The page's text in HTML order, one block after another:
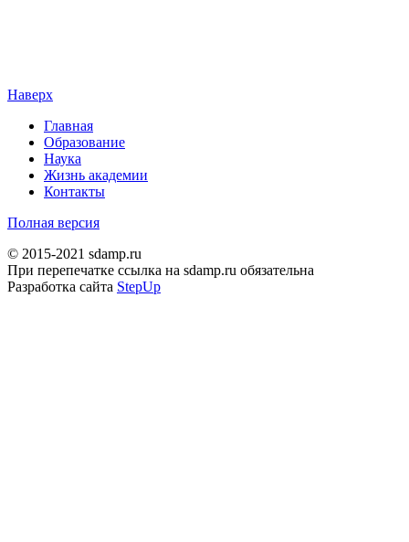
Наверх
Главная
Образование
Наука
Жизнь академии
Контакты
Полная версия
© 2015-2021 sdamp.ru
При перепечатке ссылка на sdamp.ru обязательна
Разработка сайта StepUp